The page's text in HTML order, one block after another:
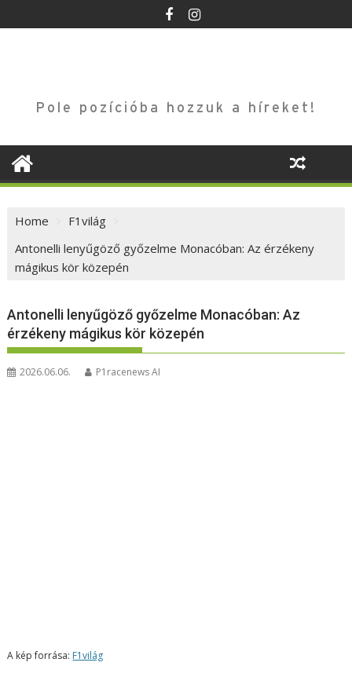
to
Pole pozícióba hozzuk a híreket!
Home
F1világ
Antonelli lenyűgöző győzelme Monacóban: Az érzékeny
mágikus kör közepén
Antonelli lenyűgöző győzelme Monacóban: Az
érzékeny mágikus kör közepén
2026.06.06. P1racenews AI
A kép forrása: F1világ